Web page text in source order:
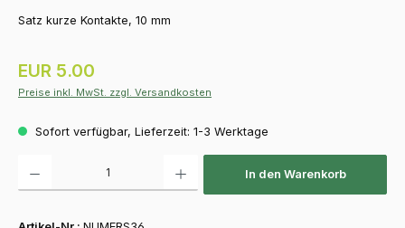
Satz kurze Kontakte, 10 mm
Regulärer Preis:
EUR 5.00
Preise inkl. MwSt. zzgl. Versandkosten
Sofort verfügbar, Lieferzeit: 1-3 Werktage
In den Warenkorb